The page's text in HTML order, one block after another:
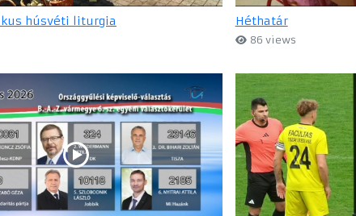
húsvéti liturgia Héthatár
86 views